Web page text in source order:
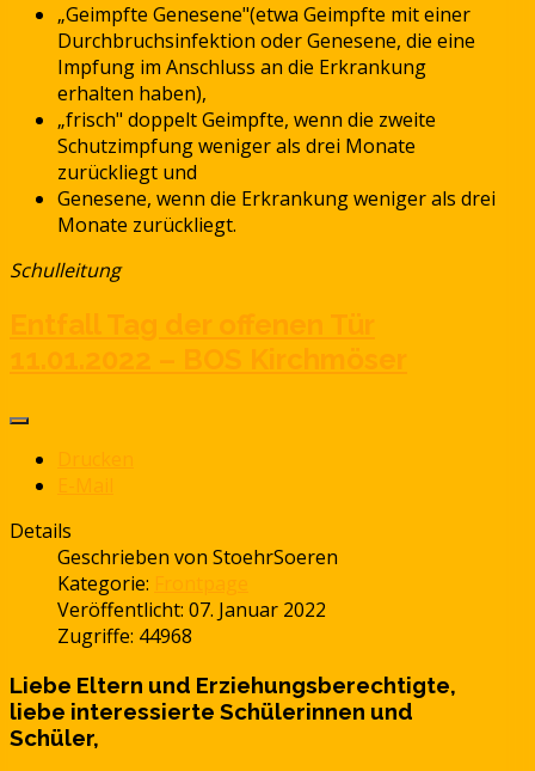
„Geimpfte Genesene"(etwa Geimpfte mit einer
Durchbruchsinfektion oder Genesene, die eine
Impfung im Anschluss an die Erkrankung
erhalten haben),
„frisch" doppelt Geimpfte, wenn die zweite
Schutzimpfung weniger als drei Monate
zurückliegt und
Genesene, wenn die Erkrankung weniger als drei
Monate zurückliegt.
Schulleitung
Details
Geschrieben von StoehrSoeren
Kategorie:
Veröffentlicht: 07. Januar 2022
Zugriffe: 44968
Liebe Eltern und Erziehungsberechtigte,
liebe interessierte Schülerinnen und
Schüler,